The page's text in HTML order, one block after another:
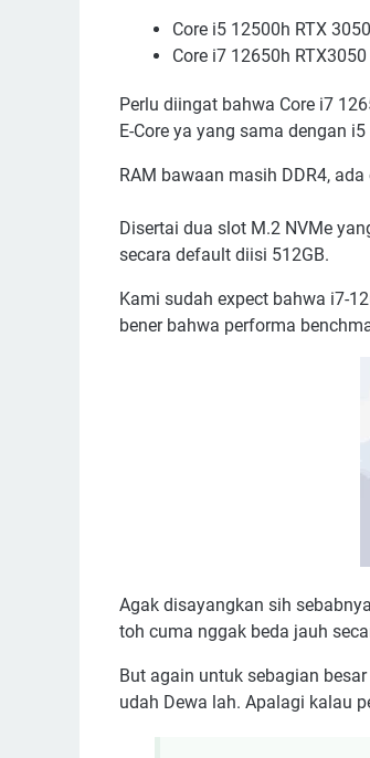
Core i5 12500h RTX
Core i7 12650h
Perlu diingat bahwa Core i7
E-Core ya yang sama dengan
RAM bawaan masih DDR4,
Disertai dua slot M.2 NVMe
secara default diisi 512GB.
Kami sudah expect bahwa i7-
bener bahwa performa
Agak disayangkan sih
toh cuma nggak beda jauh
But again untuk sebagian
udah Dewa lah. Apalagi kalau